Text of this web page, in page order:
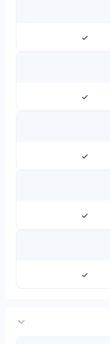
✓
✓
✓
✓
✓